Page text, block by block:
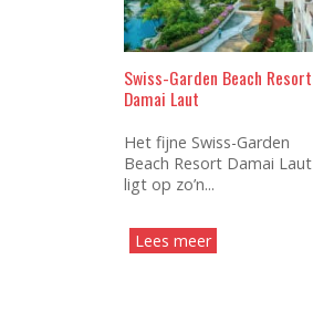
Swiss-Garden Beach Resort
Damai Laut
Het fijne Swiss-Garden
Beach Resort Damai Laut
ligt op zo’n...
Lees meer